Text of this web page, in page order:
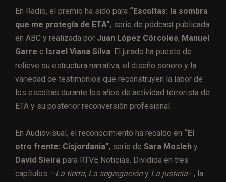
En Radio, el premio ha sido para “Escoltas: la sombra
que me protegía de ETA”, serie de pódcast publicada
en ABC y realizada por Juan López Córcoles, Manuel
Garre e Israel Viana Silva. El jurado ha puesto de
relieve su estructura narrativa, el diseño sonoro y la
variedad de testimonios que reconstruyen la labor de
los escoltas durante los años de actividad terrorista de
ETA y su posterior reconversión profesional.
En Audiovisual, el reconocimiento ha recaído en “El
otro frente: Cisjordania”, serie de Sara Mosleh y
David Sieira para RTVE Noticias. Dividida en tres
capítulos —La tierra, La segregacióny La justicia—, la